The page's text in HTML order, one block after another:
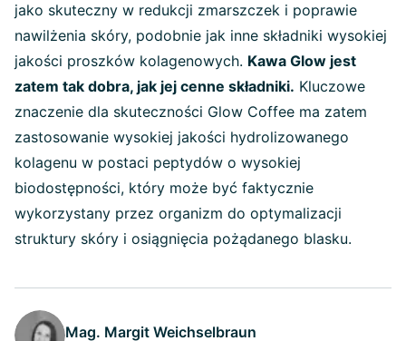
jako skuteczny w redukcji zmarszczek i poprawie
nawilżenia skóry, podobnie jak inne składniki wysokiej
jakości proszków kolagenowych. Kawa Glow jest
zatem tak dobra, jak jej cenne składniki. Kluczowe
znaczenie dla skuteczności Glow Coffee ma zatem
zastosowanie wysokiej jakości hydrolizowanego
kolagenu w postaci peptydów o wysokiej
biodostępności, który może być faktycznie
wykorzystany przez organizm do optymalizacji
struktury skóry i osiągnięcia pożądanego blasku.
Mag. Margit Weichselbraun